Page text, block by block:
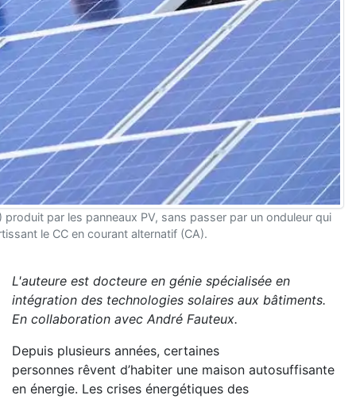
par les panneaux PV, sans passer par un onduleur qui
le CC en courant alternatif (CA).
L'auteure est docteure en génie spécialisée en
intégration des technologies solaires aux bâtiments.
En collaboration avec André Fauteux.
Depuis plusieurs années, certaines
personnes rêvent d’habiter une maison autosuffisante
en énergie. Les crises énergétiques des